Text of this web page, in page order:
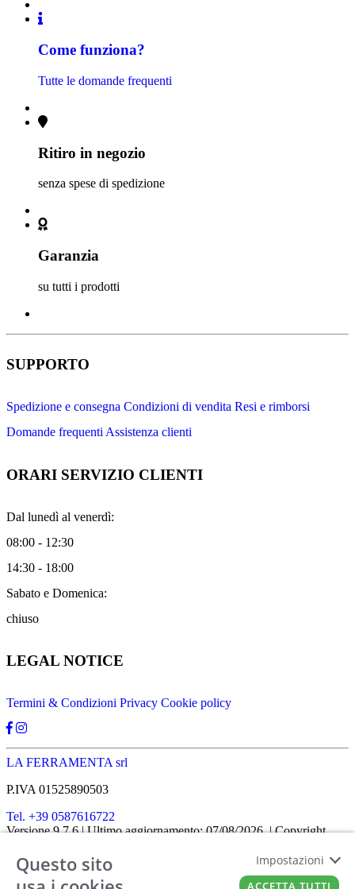
Come funziona?
Tutte le domande frequenti
Ritiro in negozio
senza spese di spedizione
Garanzia
su tutti i prodotti
SUPPORTO
Spedizione e consegna Condizioni di vendita Resi e rimborsi
Domande frequenti Assistenza clienti
ORARI SERVIZIO CLIENTI
Dal lunedì al venerdì:
08:00 - 12:30
14:30 - 18:00
Sabato e Domenica:
chiuso
LEGAL NOTICE
Termini & Condizioni Privacy Cookie policy
LA FERRAMENTA srl
P.IVA 01525890503
Tel. +39 0587616722
Versione 9.7.6 | Ultimo aggiornamento: 07/08/2026 | Copyright
Home| Chi siamo| Approfondimenti
FATTO CON IL
DA EUROBUSINESS
Questo sito
Impostazioni
ACCETTA TUTTI